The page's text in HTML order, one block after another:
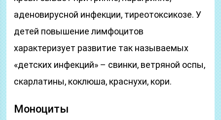
аденовирусной инфекции, тиреотоксикозе. У
детей повышение лимфоцитов
характеризует развитие так называемых
«детских инфекций» – свинки, ветряной оспы,
скарлатины, коклюша, краснухи, кори.
Моноциты